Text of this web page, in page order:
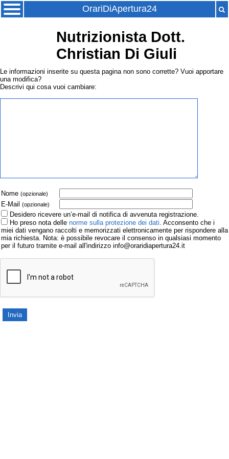
OrariDiApertura24
Nutrizionista Dott.
Christian Di Giuli
Le informazioni inserite su questa pagina non sono corrette? Vuoi apportare
una modifica?
Descrivi qui cosa vuoi cambiare:
Nome (opzionale)
E-Mail (opzionale)
Desidero ricevere un’e-mail di notifica di avvenuta registrazione.
Ho preso nota delle norme sulla protezione dei dati. Acconsento che i
miei dati vengano raccolti e memorizzati elettronicamente per rispondere alla
mia richiesta. Nota: è possibile revocare il consenso in qualsiasi momento
per il futuro tramite e-mail all'indirizzo info@oraridiapertura24.it